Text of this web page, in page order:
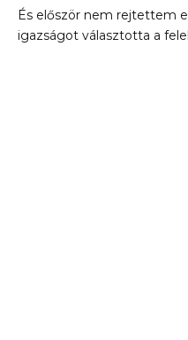
És először nem rejtettem
igazságot választotta a